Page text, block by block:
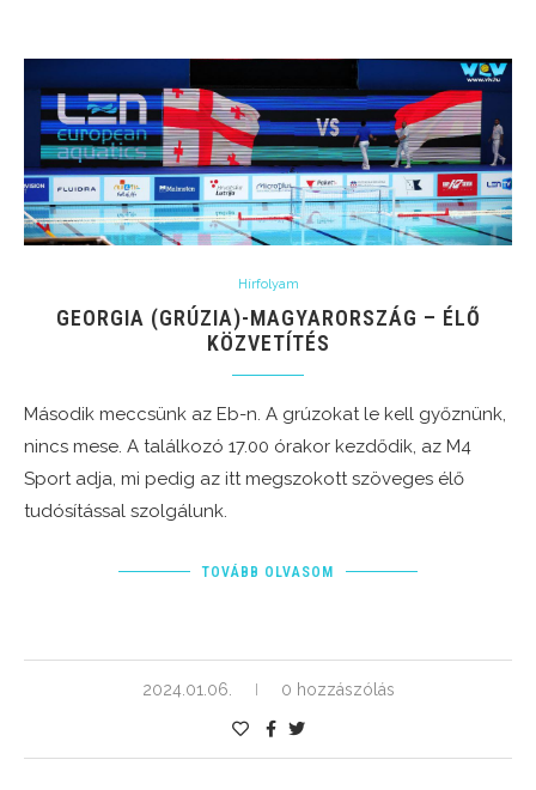
Hírfolyam
GEORGIA (GRÚZIA)-MAGYARORSZÁG – ÉLŐ
KÖZVETÍTÉS
Második meccsünk az Eb-n. A grúzokat le kell győznünk,
nincs mese. A találkozó 17.00 órakor kezdődik, az M4
Sport adja, mi pedig az itt megszokott szöveges élő
tudósítással szolgálunk.
TOVÁBB OLVASOM
2024.01.06. 0 hozzászólás